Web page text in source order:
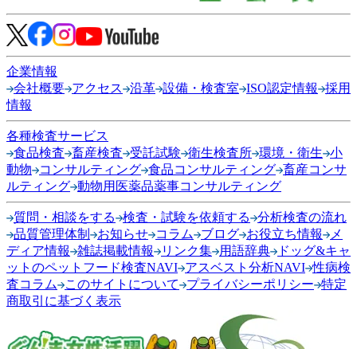
企業情報
会社概要 アクセス 沿革 設備・検査室 ISO認定情報
採用
情報
各種検査サービス
食品検査 畜産検査 受託試験 衛生検査所 環境・衛生 小
動物
コンサルティング 食品コンサルティング 畜産コンサ
ルティング 動物用医薬品薬事コンサルティング
質問・相談をする 検査・試験を依頼する
分析検査の流れ
品質管理体制
お知らせ コラム ブログ お役立ち情報
メ
ディア情報
雑誌掲載情報 リンク集 用語辞典
ドッグ&キャ
ットのペットフード検査NAVI アスベスト分析NAVI 性病検
査コラム
このサイトについて プライバシーポリシー 特定
商取引に基づく表示